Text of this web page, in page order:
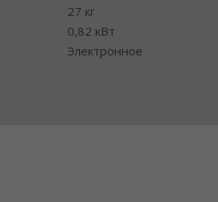
27 кг
0,82 кВт
Электронное